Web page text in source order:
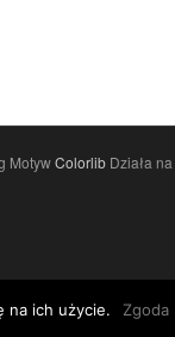
MotywColorlib Działa na
na ich użycie. Zgoda